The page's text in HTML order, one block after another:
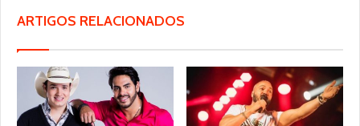
ARTIGOS RELACIONADOS